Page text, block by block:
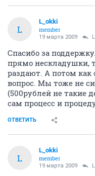
L
L_okki
member
19 марта 2009
Спасибо за
прямо нескладушки,
раздают. А потом
вопрос. Мы тоже не
(500рублей не такие
сам процесс и
ОТВЕТИТЬ
L
L_okki
member
19 марта 2009